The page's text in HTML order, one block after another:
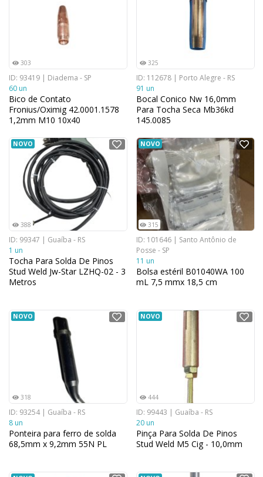
303
ID: 93419 | Diadema - SP
60 un
Bico de Contato
Fronius/Oximig 42.0001.1578
1,2mm M10 10x40
325
ID: 112678 | Porto Alegre - RS
91 un
Bocal Conico Nw 16,0mm
Para Tocha Seca Mb36kd
145.0085
NOVO
388
ID: 99347 | Guaíba - RS
1 un
Tocha Para Solda De Pinos
Stud Weld Jw-Star LZHQ-02 - 3
Metros
NOVO
315
ID: 101646 | Santo Antônio de
Posse - SP
11 un
Bolsa estéril B01040WA 100
mL 7,5 mmx 18,5 cm
NOVO
318
ID: 93254 | Guaíba - RS
8 un
Ponteira para ferro de solda
68,5mm x 9,2mm 55N PL
NOVO
444
ID: 99443 | Guaíba - RS
20 un
Pinça Para Solda De Pinos
Stud Weld M5 Cig - 10,0mm